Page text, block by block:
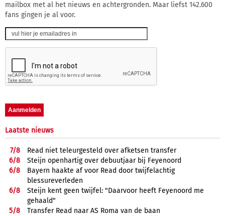
mailbox met al het nieuws en achtergronden. Maar liefst 142.600
fans gingen je al voor.
Laatste nieuws
7/8
Read niet teleurgesteld over afketsen transfer
6/8
Steijn openhartig over debuutjaar bij Feyenoord
6/8
Bayern haakte af voor Read door twijfelachtig
blessureverleden
6/8
Steijn kent geen twijfel: "Daarvoor heeft Feyenoord me
gehaald"
5/8
Transfer Read naar AS Roma van de baan